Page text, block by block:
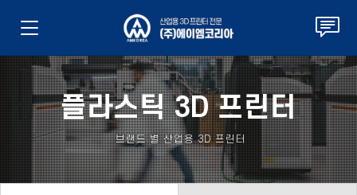
플라스틱 3D 프린터
브랜드 별 산업용 3D 프린터